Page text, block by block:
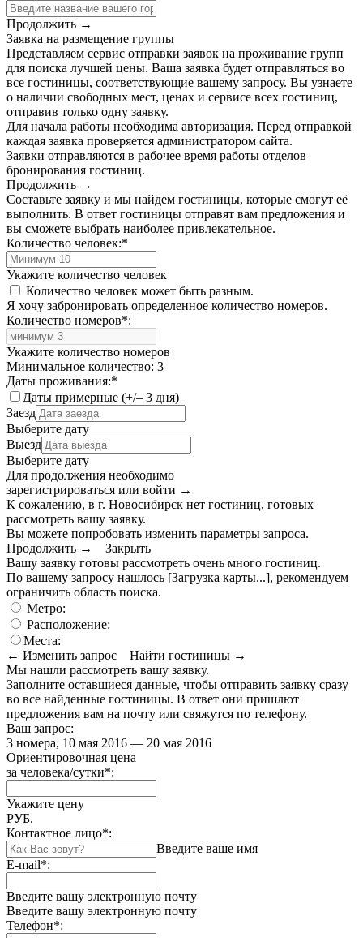
Продолжить →
Заявка на размещение группы
Представляем сервис отправки заявок на проживание групп
для поиска лучшей цены. Ваша заявка будет отправляться во
все гостиницы, соответствующие вашему запросу. Вы узнаете
о наличии свободных мест, ценах и сервисе всех гостиниц,
отправив только одну заявку.
Для начала работы необходима авторизация. Перед отправкой
каждая заявка проверяется администратором сайта.
Заявки отправляются в рабочее время работы отделов
бронирования гостиниц.
Продолжить →
Составьте заявку и мы найдем гостиницы, которые смогут её
выполнить. В ответ гостиницы отправят вам предложения и
вы сможете выбрать наиболее привлекательное.
Количество человек:*
Укажите количество человек
Количество человек может быть разным.
Я хочу забронировать определенное количество номеров.
Количество номеров*:
Укажите количество номеров
Минимальное количество: 3
Даты проживания:*
Даты примерные (+/– 3 дня)
Заезд
Выберите дату
Выезд
Выберите дату
Для продолжения необходимо
зарегистрироваться или войти →
К сожалению, в г. Новосибирск нет гостиниц, готовых
рассмотреть вашу заявку.
Вы можете попробовать изменить параметры запроса.
Продолжить →
Закрыть
Вашу заявку готовы рассмотреть очень много гостиниц.
По вашему запросу нашлось [Загрузка карты...], рекомендуем
ограничить область поиска.
Метро:
Расположение:
Места:
← Изменить запрос
Найти гостиницы →
Мы нашли рассмотреть вашу заявку.
Заполните оставшиеся данные, чтобы отправить заявку сразу
во все найденные гостиницы. В ответ они пришлют
предложения вам на почту или свяжутся по телефону.
Ваш запрос:
3 номера, 10 мая 2016 — 20 мая 2016
Ориентировочная цена
за человека/сутки*:
Укажите цену
РУБ.
Контактное лицо*:
Введите ваше имя
E-mail*:
Введите вашу электронную почту
Введите вашу электронную почту
Телефон*: